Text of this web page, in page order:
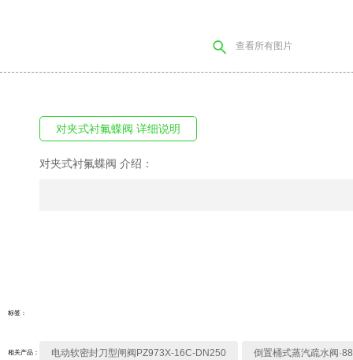
查看所有图片
对夹式衬氟蝶阀 详细说明
对夹式衬氟蝶阀 介绍：
标签：
相关产品： 电动软密封刀型闸阀PZ973X-16C-DN250 倒置桶式蒸汽疏水阀